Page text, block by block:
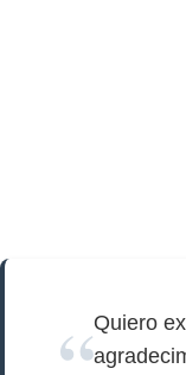
Quiero